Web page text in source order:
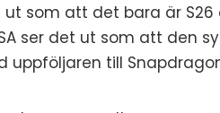
som att det bara är S26
ser det ut som att den
till